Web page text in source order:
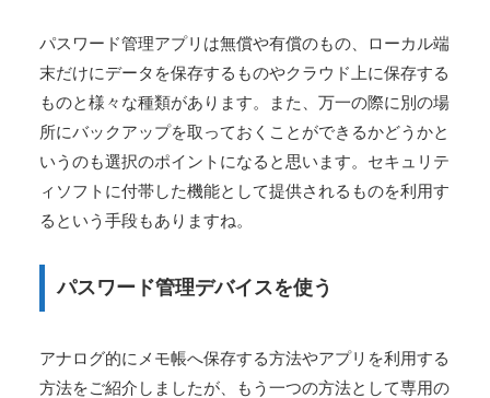
パスワード管理アプリは無償や有償のもの、ローカル端
末だけにデータを保存するものやクラウド上に保存する
ものと様々な種類があります。また、万一の際に別の場
所にバックアップを取っておくことができるかどうかと
いうのも選択のポイントになると思います。セキュリテ
ィソフトに付帯した機能として提供されるものを利用す
るという手段もありますね。
パスワード管理デバイスを使う
アナログ的にメモ帳へ保存する方法やアプリを利用する
方法をご紹介しましたが、もう一つの方法として専用の